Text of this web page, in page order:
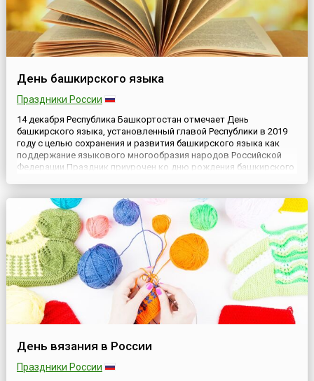
День башкирского языка
Праздники России
14 декабря Республика Башкортостан отмечает День
башкирского языка, установленный главой Республики в 2019
году с целью сохранения и развития башкирского языка как
поддержание языкового многообразия народов Российской
Федерации.Праздник приурочен ко дню рождения башкирского
Башки...
День вязания в России
Праздники России